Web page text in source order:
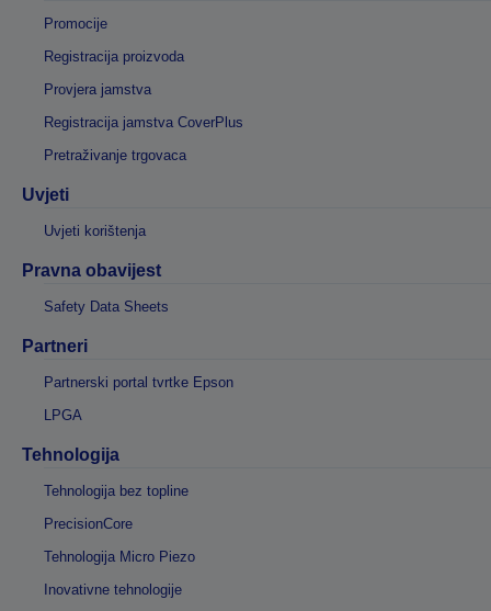
Promocije
Registracija proizvoda
Provjera jamstva
Registracija jamstva CoverPlus
Pretraživanje trgovaca
Uvjeti
Uvjeti korištenja
Pravna obavijest
Safety Data Sheets
Partneri
Partnerski portal tvrtke Epson
LPGA
Tehnologija
Tehnologija bez topline
PrecisionCore
Tehnologija Micro Piezo
Inovativne tehnologije